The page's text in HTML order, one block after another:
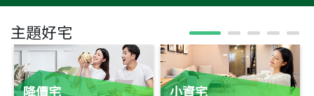
主題好宅
降價宅 小資宅